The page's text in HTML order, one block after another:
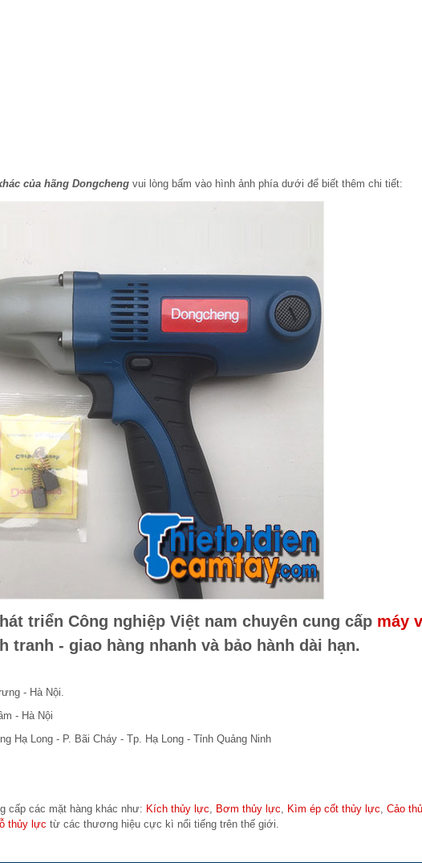
của hãng Dongcheng vui lòng bấm vào hình ảnh phía dưới để biết thêm chi tiết:
triển Công nghiệp Việt nam chuyên cung cấp máy
tranh - giao hàng nhanh và bảo hành dài hạn.
- Hà Nội.
- Hà Nội
Hạ Long - P. Bãi Cháy - Tp. Hạ Long - Tỉnh Quảng Ninh
cấp các mặt hàng khác như: Kích thủy lực, Bơm thủy lực, Kìm ép cốt thủy lực, Cảo
thủy lực từ các thương hiệu cực kì nổi tiếng trên thế giới.